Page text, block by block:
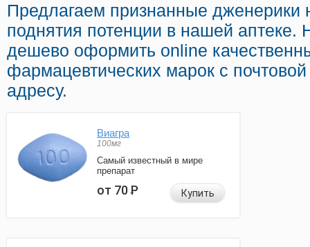
Предлагаем признанные дженерики
поднятия потенции в нашей
дешево оформить online
фармацевтических марок с
адресу.
Виагра
100мг
Самый известный в мире
препарат
от 70Р Купить